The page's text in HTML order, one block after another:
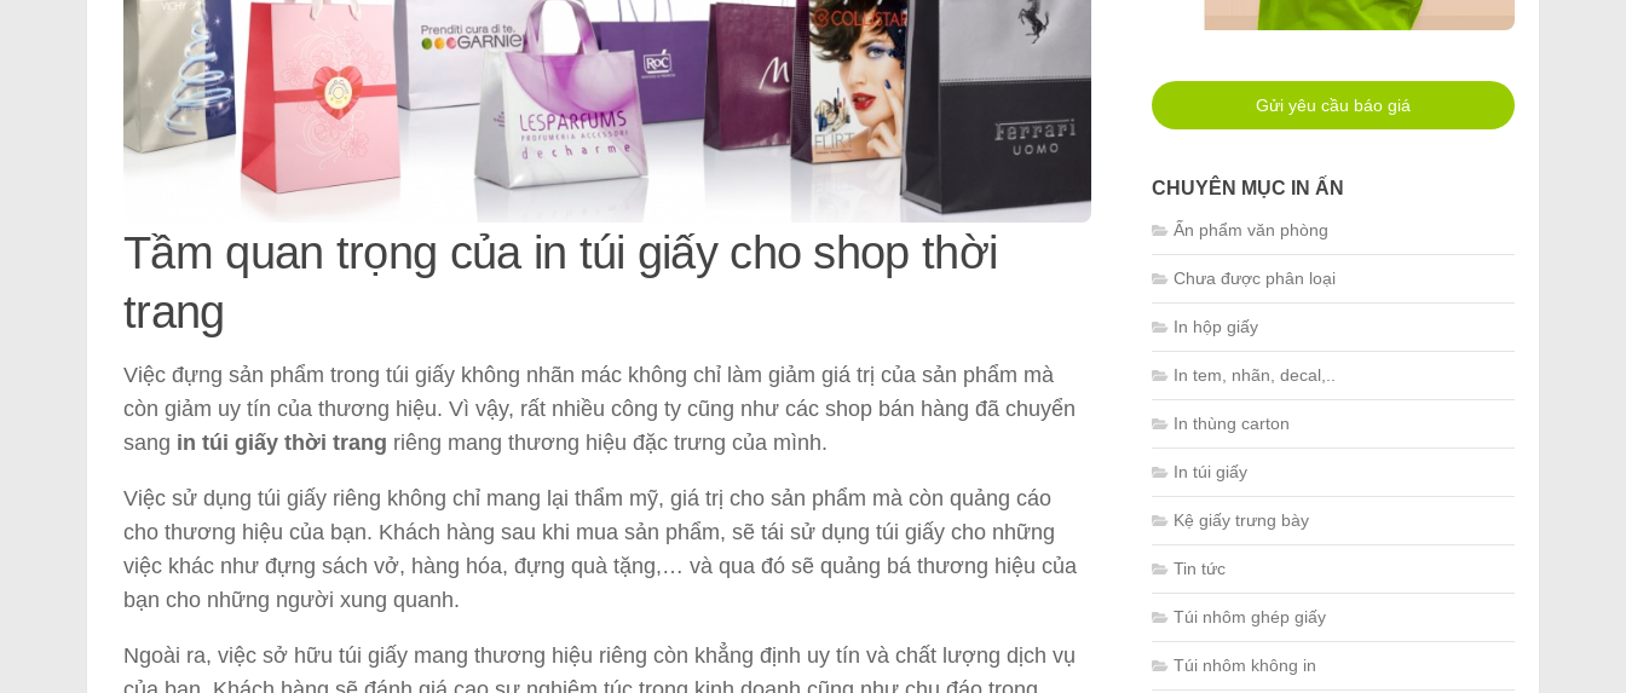
Tầm quan trọng của in túi giấy cho shop thời
trang
Việc đựng sản phẩm trong túi giấy không nhãn mác không chỉ làm giảm giá trị của sản phẩm mà
còn giảm uy tín của thương hiệu. Vì vậy, rất nhiều công ty cũng như các shop bán hàng đã chuyển
sang in túi giấy thời trang riêng mang thương hiệu đặc trưng của mình.
Việc sử dụng túi giấy riêng không chỉ mang lại thẩm mỹ, giá trị cho sản phẩm mà còn quảng cáo
cho thương hiệu của bạn. Khách hàng sau khi mua sản phẩm, sẽ tái sử dụng túi giấy cho những
việc khác như đựng sách vở, hàng hóa, đựng quà tặng,… và qua đó sẽ quảng bá thương hiệu của
bạn cho những người xung quanh.
Ngoài ra, việc sở hữu túi giấy mang thương hiệu riêng còn khẳng định uy tín và chất lượng dịch vụ
Gửi yêu cầu báo giá
CHUYÊN MỤC IN ẤN
Ấn phẩm văn phòng
Chưa được phân loại
In hộp giấy
In tem, nhãn, decal,..
In thùng carton
In túi giấy
Kệ giấy trưng bày
Tin tức
Túi nhôm ghép giấy
Túi nhôm không in